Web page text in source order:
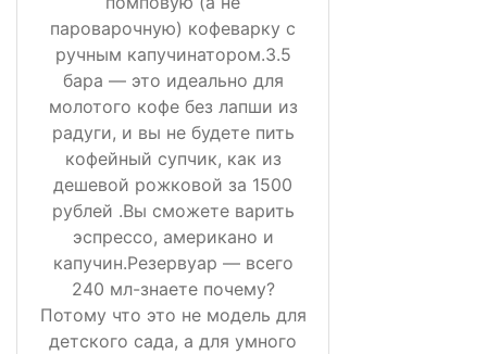
пароварочную) кофеварку с
ручным капучинатором.3.5
бара — это идеально для
молотого кофе без лапши из
радуги, и вы не будете пить
кофейный супчик, как из
дешевой рожковой за 1500
рублей .Вы сможете варить
эспрессо, американо и
капучин.Резервуар — всего
240 мл-знаете почему?
Потому что это не модель для
детского сада, а для умного